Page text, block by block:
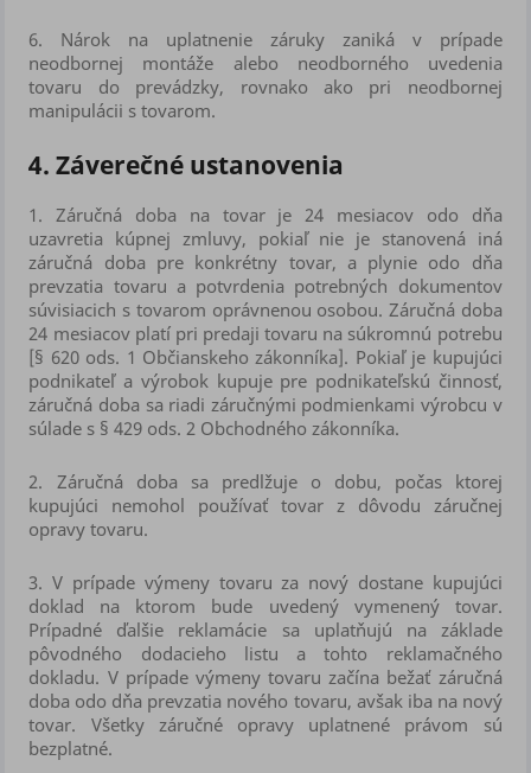
6.
Nárok na uplatnenie záruky zaniká v prípade
neodbornej montáže alebo neodborného uvedenia
tovaru do prevádzky, rovnako ako pri neodbornej
manipulácii s tovarom.
4. Záverečné ustanovenia
1.
Záručná doba na tovar je 24 mesiacov odo dňa
uzavretia kúpnej zmluvy, pokiaľ nie je stanovená iná
záručná doba pre konkrétny tovar, a plynie odo dňa
prevzatia tovaru a potvrdenia potrebných dokumentov
súvisiacich s tovarom oprávnenou osobou. Záručná doba
24 mesiacov platí pri predaji tovaru na súkromnú potrebu
[§ 620 ods. 1 Občianskeho zákonníka]. Pokiaľ je kupujúci
podnikateľ a výrobok kupuje pre podnikateľskú činnosť,
záručná doba sa riadi záručnými podmienkami výrobcu v
súlade s § 429 ods. 2 Obchodného zákonníka.
2.
Záručná doba sa predlžuje o dobu, počas ktorej
kupujúci nemohol používať tovar z dôvodu záručnej
opravy tovaru.
3. V prípade výmeny tovaru za nový dostane kupujúci
doklad na ktorom bude uvedený vymenený tovar.
Prípadné ďalšie reklamácie sa uplatňujú na základe
pôvodného dodacieho listu a tohto reklamačného
dokladu. V prípade výmeny tovaru začína bežať záručná
doba odo dňa prevzatia nového tovaru, avšak iba na nový
tovar. Všetky záručné opravy uplatnené právom sú
bezplatné.